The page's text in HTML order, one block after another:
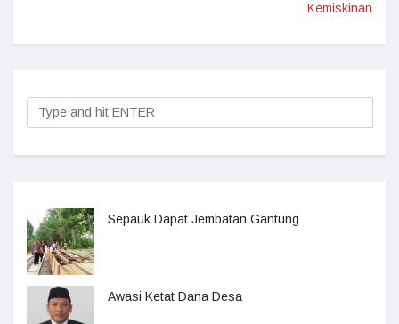
Kemiskinan
Sepauk Dapat Jembatan Gantung
Awasi Ketat Dana Desa